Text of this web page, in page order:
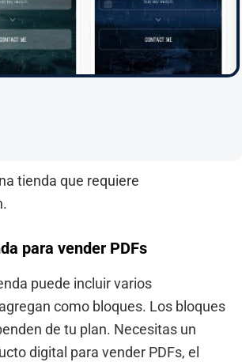
tienda que requiere
para vender PDFs
puede incluir varios
como bloques. Los bloques
de tu plan. Necesitas un
digital para vender PDFs, el